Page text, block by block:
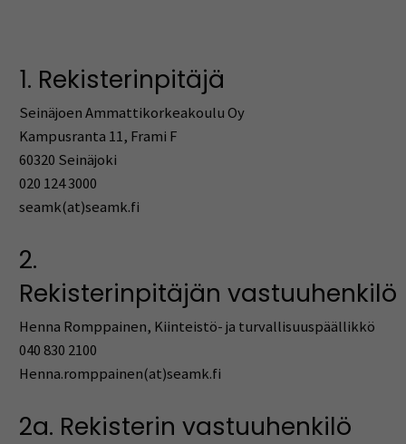
1. Rekisterinpitäjä
Seinäjoen Ammattikorkeakoulu Oy
Kampusranta 11, Frami F
60320 Seinäjoki
020 124 3000
seamk(at)seamk.fi
2.
Rekisterinpitäjän vastuuhenkilö
Henna Romppainen, Kiinteistö- ja turvallisuuspäällikkö
040 830 2100
Henna.romppainen(at)seamk.fi
2a. Rekisterin vastuuhenkilö